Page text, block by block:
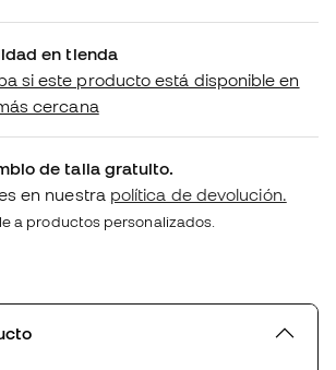
en tienda
si este producto está disponible en
cercana
de talla gratuito.
en nuestra política de devolución.
a productos personalizados.